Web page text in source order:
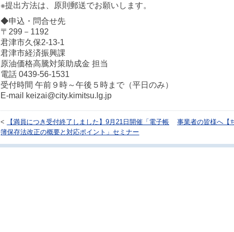
※提出方法は、原則郵送でお願いします。
◆申込・問合せ先
〒299－1192
君津市久保2-13-1
君津市経済振興課
原油価格高騰対策助成金 担当
電話 0439-56-1531
受付時間 午前９時～午後５時まで（平日のみ）
E-mail keizai@city.kimitsu.lg.jp
<
【満員につき受付終了しました】9月21日開催「電子帳
簿保存法改正の概要と対応ポイント」セミナー
事業者の皆様へ【